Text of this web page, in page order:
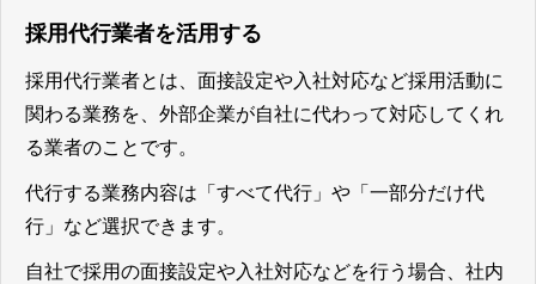
採用代行業者を活用する
採用代行業者とは、面接設定や入社対応など採用活動に
関わる業務を、外部企業が自社に代わって対応してくれ
る業者のことです。
代行する業務内容は「すべて代行」や「一部分だけ代
行」など選択できます。
自社で採用の面接設定や入社対応などを行う場合、社内